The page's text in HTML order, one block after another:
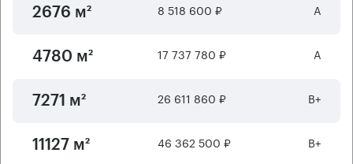
2676 м² 8 518 600 ₽ А
4780 м² 17 737 780 ₽ А
7271 м² 26 611 860 ₽ B+
11127 м² 46 362 500 ₽ B+